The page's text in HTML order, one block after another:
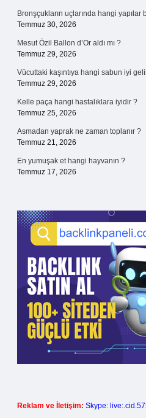
Bronşçukların uçlarında hangi yapılar
Temmuz 30, 2026
Mesut Özil Ballon d’Or aldı mı ?
Temmuz 29, 2026
Vücuttaki kaşıntıya hangi sabun iyi
Temmuz 29, 2026
Kelle paça hangi hastalıklara iyidir ?
Temmuz 25, 2026
Asmadan yaprak ne zaman toplanır ?
Temmuz 21, 2026
En yumuşak et hangi hayvanın ?
Temmuz 17, 2026
Reklam ve İletişim: Skype: